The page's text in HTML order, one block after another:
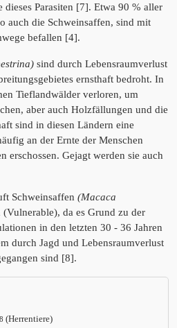
dieses Parasiten [7]. Etwa 90 % aller
auch die Schweinsaffen, sind mit
befallen [4].
sind durch Lebensraumverlust
ernsthaft bedroht. In
Tieflandwälder verloren, um
aber auch Holzfällungen und die
sind in diesen Ländern eine
an der Ernte der Menschen
erschossen. Gejagt werden sie auch
Schweinsaffen (Macaca
(Vulnerable), da es Grund zu der
in den letzten 30 - 36 Jahren
durch Jagd und Lebensraumverlust
sind [8].
(Herrentiere)